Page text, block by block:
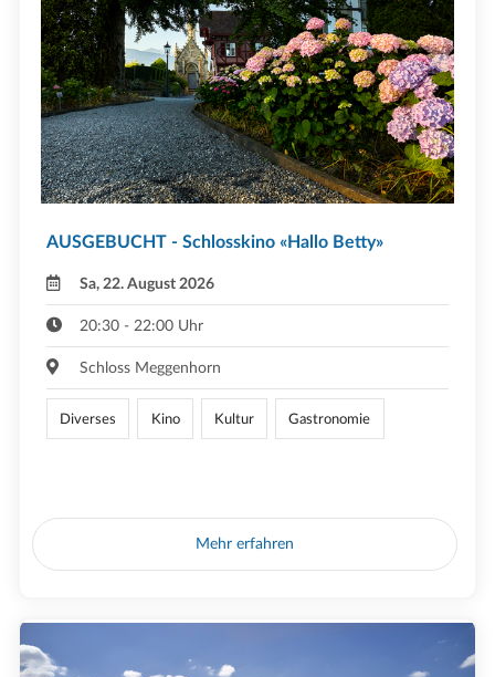
AUSGEBUCHT - Schlosskino «Hallo Betty»
Sa, 22. August 2026
20:30 - 22:00 Uhr
Schloss Meggenhorn
Diverses Kino Kultur Gastronomie
Mehr erfahren